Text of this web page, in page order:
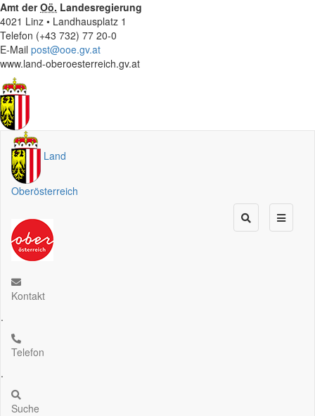
Amt derOö. Landesregierung
4021 Linz • Landhausplatz 1
Telefon (+43 732) 77 20-0
E-Mail post@ooe.gv.at
www.land-oberoesterreich.gv.at
Land
Oberösterreich
Kontakt
.
Telefon
.
Suche